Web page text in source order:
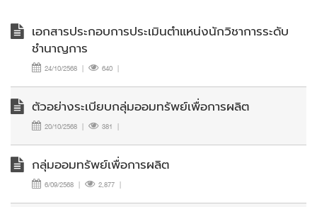
เอกสารประกอบการประเมินตำแหน่งนักวิชาการระดับ
ชำนาญการ
24/10/2568 | 640 |
ตัวอย่างระเบียบกลุ่มออมทรัพย์เพื่อการผลิต
20/10/2568 | 381 |
กลุ่มออมทรัพย์เพื่อการผลิต
6/09/2568 | 2,877 |